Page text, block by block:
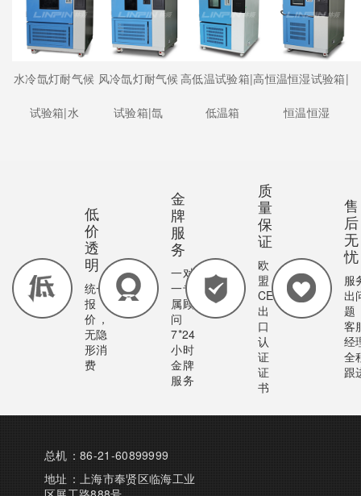
水冷氙灯耐气候
试验箱|水
风冷氙灯耐气候
试验箱|氙
高低温试验箱|高
低温箱
恒温恒湿试验箱|
恒温恒湿
低
价
透
明
统一
报
价，
无隐
形消
费
金
牌
服
务
一对
一专
属顾
问
7*24
小时
金牌
服务
质
量
保
证
欧
盟
CE
出
口
认
证
证
书
售
后
无
忧
服
出
题
客
经
全
跟
总机：86-21-60899999
地址：上海市奉贤区临海工业